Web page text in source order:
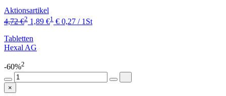
Aktionsartikel
4,72 €2 1,89 €1 € 0,27 / 1St
Tabletten
Hexal AG
-60%2
×